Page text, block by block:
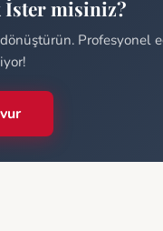
İster misiniz?
Profesyonel